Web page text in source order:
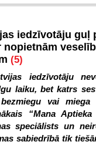
iedzīvotāju guļ
nopietnām
(5)
iedzīvotāju
laiku, bet katrs
vai miega
“Mana
speciālists un
sabiedrībā tik